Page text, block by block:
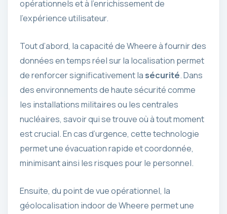
opérationnels et à l’enrichissement de
l’expérience utilisateur.
Tout d’abord, la capacité de Wheere à fournir des
données en temps réel sur la localisation permet
de renforcer significativement la sécurité. Dans
des environnements de haute sécurité comme
les installations militaires ou les centrales
nucléaires, savoir qui se trouve où à tout moment
est crucial. En cas d’urgence, cette technologie
permet une évacuation rapide et coordonnée,
minimisant ainsi les risques pour le personnel.
Ensuite, du point de vue opérationnel, la
géolocalisation indoor de Wheere permet une